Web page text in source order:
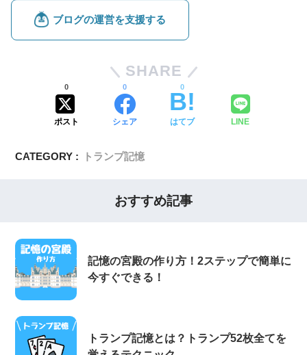
SHARE
ポスト
0
シェア
0
はてブ
0
LINE
CATEGORY : トランプ記憶
おすすめ記事
記憶の宮殿の作り方！2ステップで簡単に
今すぐできる！
トランプ記憶とは？トランプ52枚全てを